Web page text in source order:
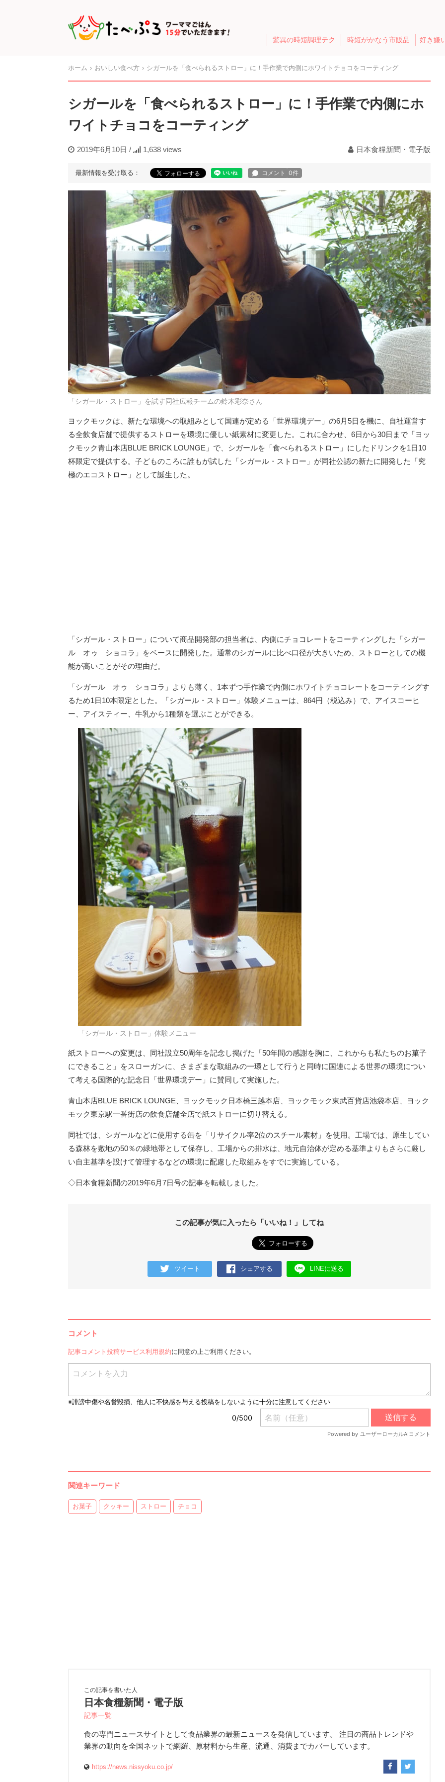
驚異の時短調理テク 時短がかなう市販品 好き嫌
ホーム おいしい食べ方 シガールを「食べられるストロー」に！手作業で内側にホワイトチョコをコーティング
シガールを「食べられるストロー」に！手作業で内側にホ
ワイトチョコをコーティング
2019年6月10日 / 1,638 views 日本食糧新聞・電子版
最新情報を受け取る：
「シガール・ストロー」を試す同社広報チームの鈴木彩奈さん
ヨックモックは、新たな環境への取組みとして国連が定める「世界環境デー」の6月5日を機に、自社運営す
る全飲食店舗で提供するストローを環境に優しい紙素材に変更した。これに合わせ、6日から30日まで「ヨッ
クモック青山本店BLUE BRICK LOUNGE」で、シガールを「食べられるストロー」にしたドリンクを1日10
杯限定で提供する。子どものころに誰もが試した「シガール・ストロー」が同社公認の新たに開発した「究
極のエコストロー」として誕生した。
「シガール・ストロー」について商品開発部の担当者は、内側にチョコレートをコーティングした「シガー
ル オゥ ショコラ」をベースに開発した。通常のシガールに比べ口径が大きいため、ストローとしての機
能が高いことがその理由だ。
「シガール オゥ ショコラ」よりも薄く、1本ずつ手作業で内側にホワイトチョコレートをコーティングす
るため1日10本限定とした。「シガール・ストロー」体験メニューは、864円（税込み）で、アイスコーヒ
ー、アイスティー、牛乳から1種類を選ぶことができる。
「シガール・ストロー」体験メニュー
紙ストローへの変更は、同社設立50周年を記念し掲げた「50年間の感謝を胸に、これからも私たちのお菓子
にできること」をスローガンに、さまざまな取組みの一環として行うと同時に国連による世界の環境につい
て考える国際的な記念日「世界環境デー」に賛同して実施した。
青山本店BLUE BRICK LOUNGE、ヨックモック日本橋三越本店、ヨックモック東武百貨店池袋本店、ヨック
モック東京駅一番街店の飲食店舗全店で紙ストローに切り替える。
同社では、シガールなどに使用する缶を「リサイクル率2位のスチール素材」を使用。工場では、原生してい
る森林を敷地の50％の緑地帯として保存し、工場からの排水は、地元自治体が定める基準よりもさらに厳し
い自主基準を設けて管理するなどの環境に配慮した取組みをすでに実施している。
◇日本食糧新聞の2019年6月7日号の記事を転載しました。
この記事が気に入ったら「いいね！」してね
ツイート シェアする LINEに送る
コメント
記事コメント投稿サービス利用規約に同意の上ご利用ください。
関連キーワード
お菓子 クッキー ストロー チョコ
この記事を書いた人
日本食糧新聞・電子版
記事一覧
食の専門ニュースサイトとして食品業界の最新ニュースを発信しています。 注目の商品トレンドや
業界の動向を全国ネットで網羅、原材料から生産、流通、消費までカバーしています。
https://news.nissyoku.co.jp/